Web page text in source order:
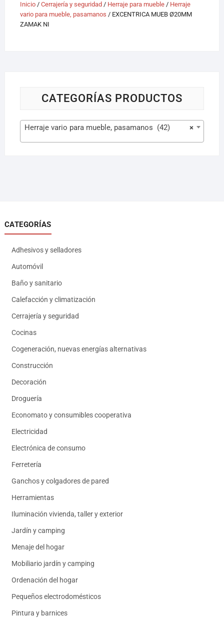
Inicio/ Cerrajería y seguridad / Herraje para mueble/ Herraje
vario para mueble, pasamanos / EXCENTRICA MUEB Ø20MM
ZAMAK NI
CATEGORÍAS PRODUCTOS
×
Herraje vario para mueble, pasamanos (42)
CATEGORÍAS
Adhesivos y selladores
Automóvil
Baño y sanitario
Calefacción y climatización
Cerrajería y seguridad
Cocinas
Cogeneración, nuevas energías alternativas
Construcción
Decoración
Droguería
Economato y consumibles cooperativa
Electricidad
Electrónica de consumo
Ferretería
Ganchos y colgadores de pared
Herramientas
Iluminación vivienda, taller y exterior
Jardín y camping
Menaje del hogar
Mobiliario jardín y camping
Ordenación del hogar
Pequeños electrodomésticos
Pintura y barnices